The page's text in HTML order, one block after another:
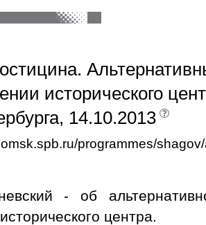
исторического
14.10.2013
programmes/
- об
центра.